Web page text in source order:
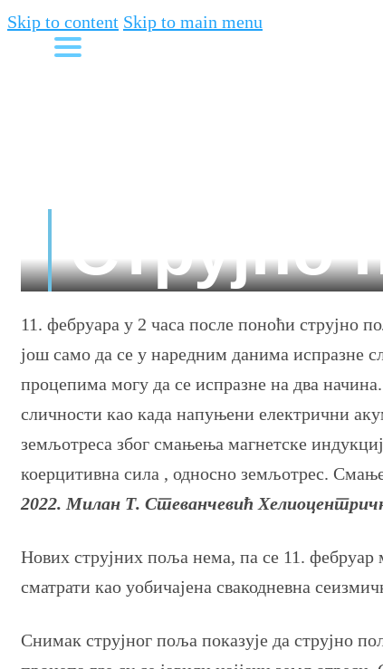
Skip to content Skip to main menu
Струјно
11. фебруара у 2 часа после поноћи струјно
још само да се у наредним данима испразне
процепима могу да се испразне на два
сличности као када напуњени електрични
земљотреса због смањења магнетске
коерцитивна сила , односно земљотрес.
2022. Милан Т. Стеванчевић
Нових струјних поља нема, па се 11. фебруар
сматрати као уобичајена свакодневна
Снимак струјног поља показује да струјно